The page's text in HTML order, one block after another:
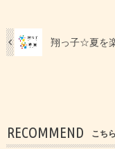
翔っ子☆夏を
RECOMMEND こち